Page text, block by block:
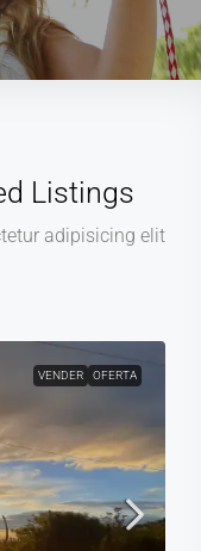
Listings
adipisicing elit
VENDER OFERTA